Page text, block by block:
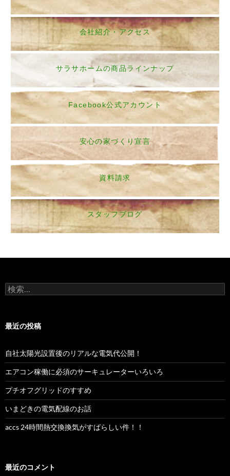
会社紹介・アクセス
サラサホームの商品ラインナップ
Facebook公式アカウント
安心の家づくり宣言
資料請求
スタッフブログ
検
索:
最近の投稿
自社太陽光設置後のリアルな電気代公開！
エアコン稼働に必須のサーキュレーターいろいろ
プチオフグリッドのすすめ
いまどきの電気配線のお話
accs 24時間熱交換換気がすばらしい件！！
最近のコメント